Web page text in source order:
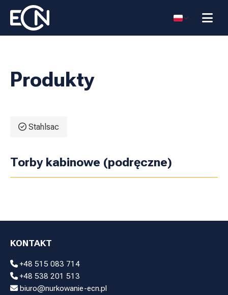
Produkty
Stahlsac
Torby kabinowe (podręczne)
Abyss Duffel 50
litrów
Steel Duffel
Abyss Duffel 50
KONTAKT
+48 515 083 714
+48 538 201 513
biuro@nurkowanie-ecn.pl